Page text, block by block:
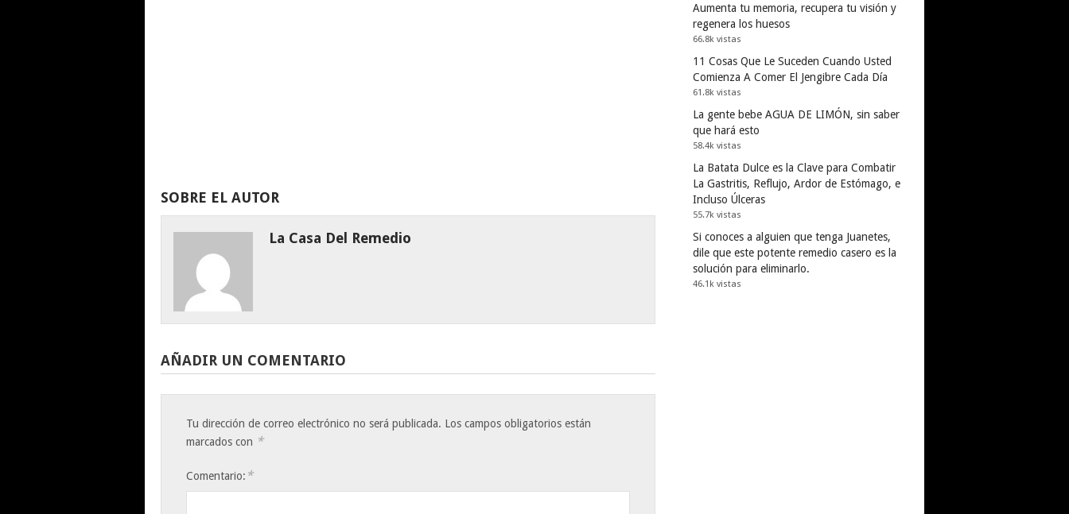
SOBRE EL AUTOR
La Casa Del Remedio
AÑADIR UN COMENTARIO
Tu dirección de correo electrónico no será publicada. Los campos obligatorios están
marcados con *
Comentario: *
Aumenta tu memoria, recupera tu visión y
regenera los huesos
66.8k vistas
11 Cosas Que Le Suceden Cuando Usted
Comienza A Comer El Jengibre Cada Día
61.8k vistas
La gente bebe AGUA DE LIMÓN, sin saber
que hará esto
58.4k vistas
La Batata Dulce es la Clave para Combatir
La Gastritis, Reflujo, Ardor de Estómago, e
Incluso Úlceras
55.7k vistas
Si conoces a alguien que tenga Juanetes,
dile que este potente remedio casero es la
solución para eliminarlo.
46.1k vistas